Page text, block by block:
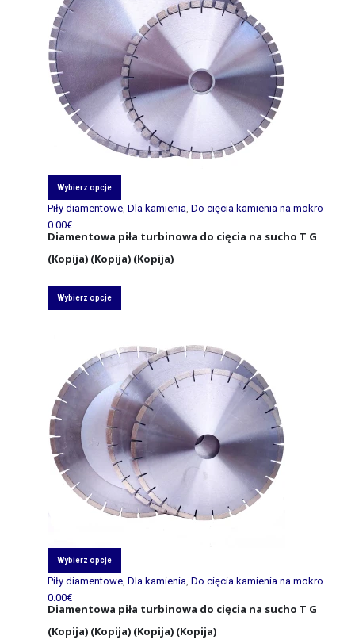
Wybierz opcje
Piły diamentowe, Dla kamienia Do cięcia kamienia na mokro
0.00€
Diamentowa piła turbinowa do cięcia na sucho T G
(Kopija) (Kopija) (Kopija)
Wybierz opcje
Wybierz opcje
Piły diamentowe, Dla kamienia Do cięcia kamienia na mokro
0.00€
Diamentowa piła turbinowa do cięcia na sucho T G
(Kopija) (Kopija) (Kopija) (Kopija)